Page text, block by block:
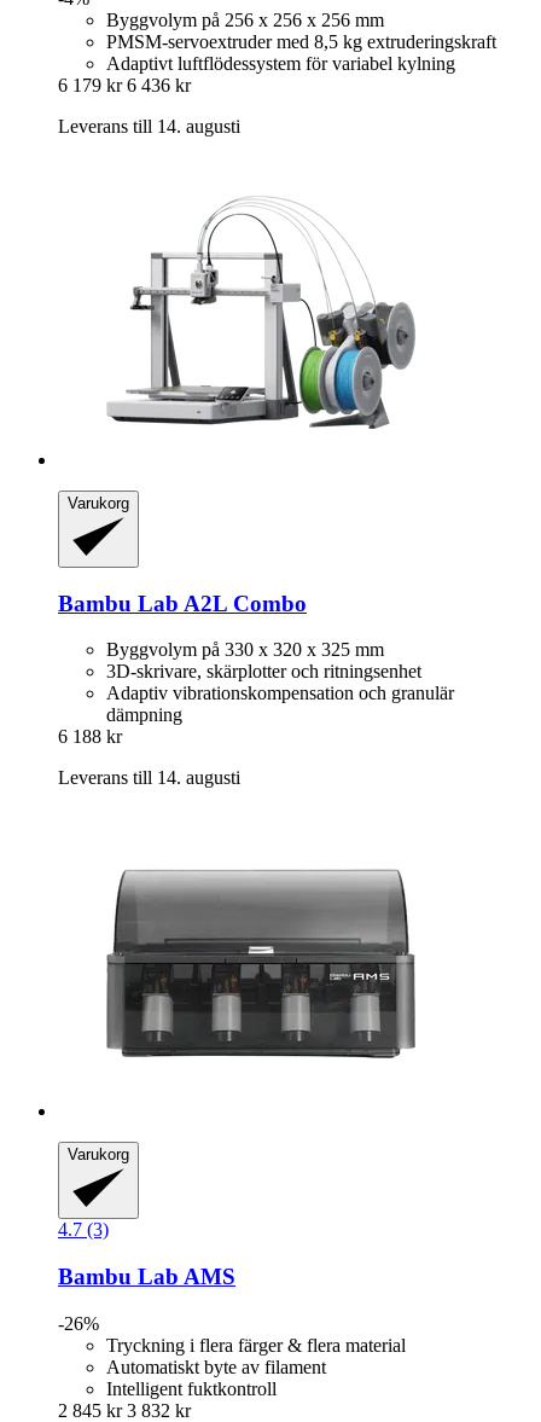
Byggvolym på 256 x 256 x 256 mm
PMSM-servoextruder med 8,5 kg extruderingskraft
Adaptivt luftflödessystem för variabel kylning
6 179 kr 6 436 kr
Leverans till 14. augusti
Varukorg
Bambu Lab A2L Combo
Byggvolym på 330 x 320 x 325 mm
3D-skrivare, skärplotter och ritningsenhet
Adaptiv vibrationskompensation och granulär
dämpning
6 188 kr
Leverans till 14. augusti
Varukorg
4.7 (3)
Bambu Lab AMS
-26%
Tryckning i flera färger & flera material
Automatiskt byte av filament
Intelligent fuktkontroll
2 845 kr 3 832 kr